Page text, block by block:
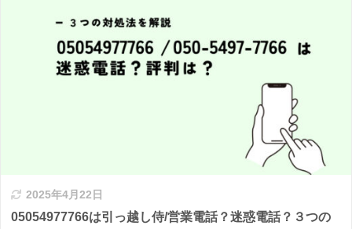
2025年4月22日
05054977766は引っ越し侍/営業電話？迷惑電話？３つの